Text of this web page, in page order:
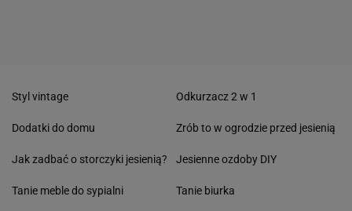
Styl vintage
Dodatki do domu
Jak zadbać o storczyki jesienią?
Tanie meble do sypialni
Odkurzacz 2 w 1
Zrób to w ogrodzie przed jesienią
Jesienne ozdoby DIY
Tanie biurka